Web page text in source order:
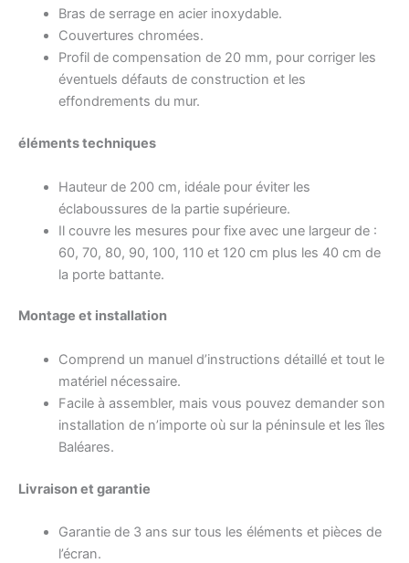
Bras de serrage en acier inoxydable.
Couvertures chromées.
Profil de compensation de 20 mm, pour corriger les
éventuels défauts de construction et les
effondrements du mur.
éléments techniques
Hauteur de 200 cm, idéale pour éviter les
éclaboussures de la partie supérieure.
Il couvre les mesures pour fixe avec une largeur de :
60, 70, 80, 90, 100, 110 et 120 cm plus les 40 cm de
la porte battante.
Montage et installation
Comprend un manuel d’instructions détaillé et tout le
matériel nécessaire.
Facile à assembler, mais vous pouvez demander son
installation de n’importe où sur la péninsule et les îles
Baléares.
Livraison et garantie
Garantie de 3 ans sur tous les éléments et pièces de
l’écran.